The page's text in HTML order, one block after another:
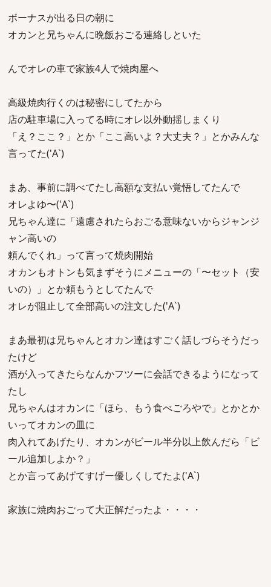
ボーナスが出る日の朝に
オカンと兄ちゃんに晩飯おごる連絡しといた
んでオレの車で家族4人で焼肉屋へ
高級焼肉行くのは秘密にしてたから
店の駐車場に入ってる時にオレ以外動揺しまくり
「え？ここ？」とか「ここ高いよ？大丈夫？」とかみんな
言ってた('A`)
まあ、事前に調べてたし高額な支払い覚悟してたんで
オレよゆ〜('A`)
兄ちゃん達に「遠慮されたらおごる意味ないからジャンジ
ャン高いの
頼んでくれ」って言って焼肉開始
オカンもオトンも気まずそうにメニューの「〜セット（安
いの）」とか頼もうとしてたんで
オレが阻止して全部高いの注文した('A`)
まあ最初は兄ちゃんとオカン達はすごく話しづらそうだっ
たけど
酒が入ってきたらなんかフツーに会話できるようになって
たし
兄ちゃんはオカンに「ほら、もう食べごろやで」とかとか
いってオカンの皿に
肉入れてあげたり、オカンがビール半分以上飲んだら「ビ
ール追加しよか？」
とか言ってあげてすげー優しくしてたよ('A`)
家族に焼肉おごって大正解だったよ・・・・